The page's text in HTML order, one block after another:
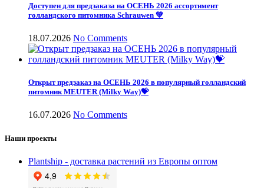
Доступен для предзаказа на ОСЕНЬ 2026 ассортимент
голландского питомника Schrauwen 💚
18.07.2026 No Comments
Открыт предзаказ на ОСЕНЬ 2026 в популярный голландский
питомник MEUTER (Milky Way)💝
16.07.2026 No Comments
Наши проекты
Plantship - доставка растений из Европы оптом